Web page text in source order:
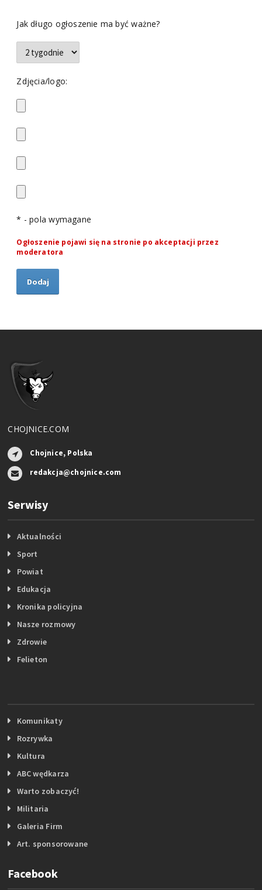
Jak długo ogłoszenie ma być ważne?
Zdjęcia/logo:
* - pola wymagane
Ogłoszenie pojawi się na stronie po akceptacji przez
moderatora
CHOJNICE.COM
Chojnice, Polska
redakcja@chojnice.com
Serwisy
Aktualności
Sport
Powiat
Edukacja
Kronika policyjna
Nasze rozmowy
Zdrowie
Felieton
Komunikaty
Rozrywka
Kultura
ABC wędkarza
Warto zobaczyć!
Militaria
Galeria Firm
Art. sponsorowane
Facebook